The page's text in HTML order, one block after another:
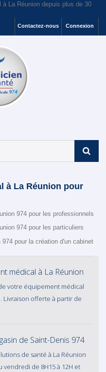
Connexion
Contactez-nous
à La Réunion pour
médical à La Réunion
votre équipement médical
Livraison offerte à partir de
de Saint-Denis 974
de santé à La Réunion
de 8H15 à 12H et